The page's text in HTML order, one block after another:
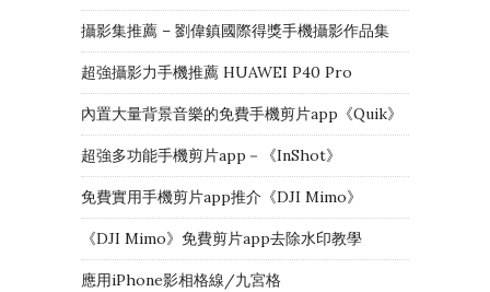
攝影集推薦 – 劉偉鎮國際得獎手機攝影作品集
超強攝影力手機推薦 HUAWEI P40 Pro
內置大量背景音樂的免費手機剪片app《Quik》
超強多功能手機剪片app－《InShot》
免費實用手機剪片app推介《DJI Mimo》
《DJI Mimo》免費剪片app去除水印教學
應用iPhone影相格線/九宮格